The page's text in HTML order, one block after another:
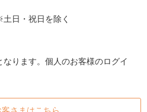
日・祝日を除く
ります。個人のお客様のログイ